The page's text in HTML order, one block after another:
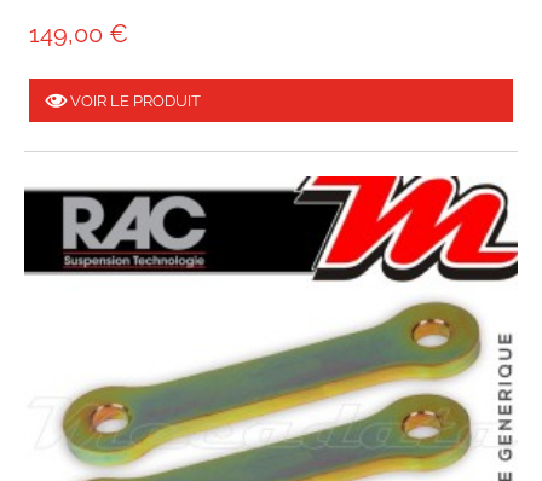
149,00 €
VOIR LE PRODUIT